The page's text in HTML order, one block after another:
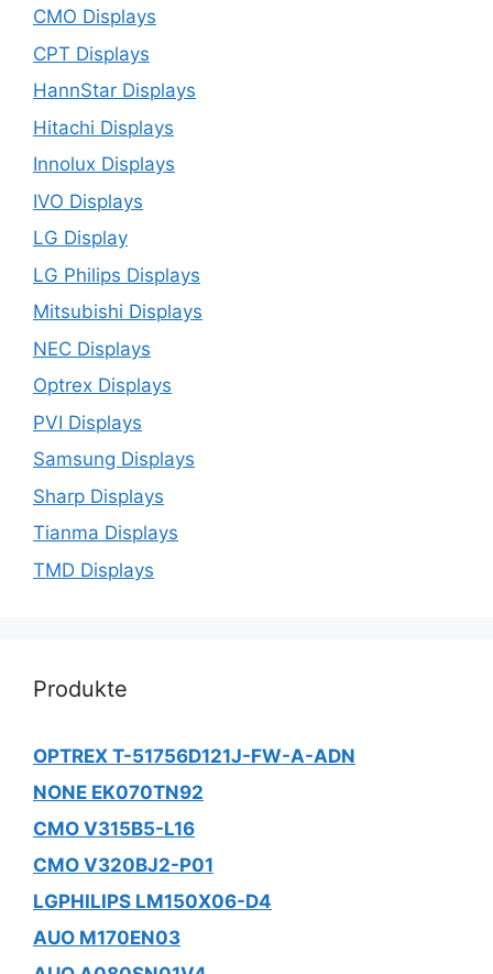
CMO Displays
CPT Displays
HannStar Displays
Hitachi Displays
Innolux Displays
IVO Displays
LG Display
LG Philips Displays
Mitsubishi Displays
NEC Displays
Optrex Displays
PVI Displays
Samsung Displays
Sharp Displays
Tianma Displays
TMD Displays
Produkte
OPTREX T-51756D121J-FW-A-ADN
NONE EK070TN92
CMO V315B5-L16
CMO V320BJ2-P01
LGPHILIPS LM150X06-D4
AUO M170EN03